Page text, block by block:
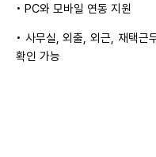
• PC와 모바일 연동 지원
• 사무실, 외출, 외근, 재택근
확인 가능